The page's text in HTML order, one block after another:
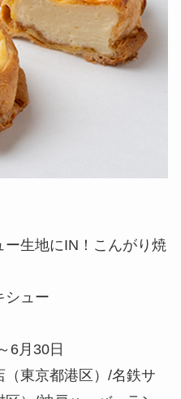
生地にIN！こんがり焼
シュー
6月30日
東京都港区）/名鉄サ